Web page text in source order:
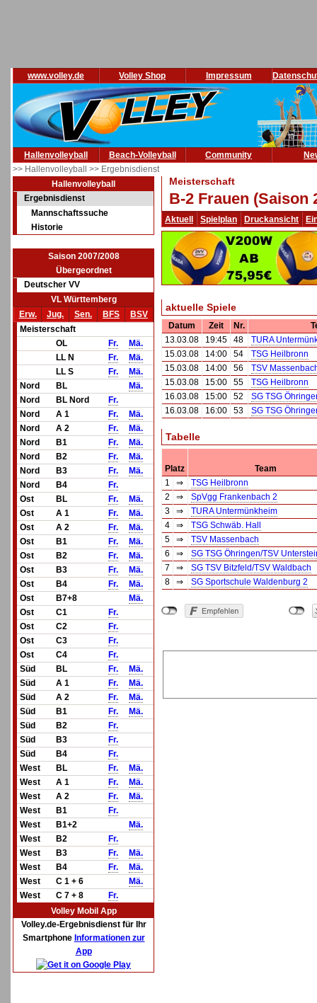
www.volley.de Volley Shop Impressum
Hallenvolleyball Beach-Volleyball Community
>> Hallenvolleyball >> Ergebnisdienst
Hallenvolleyball
Ergebnisdienst
Mannschaftssuche
Historie
Saison 2007/2008
Übergeordnet
Deutscher VV
VL Württemberg
Erw.
Jug. Sen. BFS
BSV
Meisterschaft
OL
Fr.
Mä.
LL N
Fr.
Mä.
LL S
Fr.
Mä.
Nord
BL
Mä.
Nord
BL Nord
Fr.
Nord
A 1 Fr.
Mä.
Nord
A 2 Fr.
Mä.
Nord
B1 Fr.
Mä.
Nord
B2 Fr.
Mä.
Nord
B3 Fr.
Mä.
Nord
B4
Fr.
Ost
BL Fr.
Mä.
Ost
A 1 Fr.
Mä.
Ost
A 2 Fr.
Mä.
Ost
B1 Fr.
Mä.
Ost
B2 Fr.
Mä.
Ost
B3 Fr.
Mä.
Ost
B4 Fr.
Mä.
Ost
B7+8
Mä.
Ost
C1
Fr.
Ost
C2
Fr.
Ost
C3
Fr.
Ost
C4
Fr.
Süd
BL Fr.
Mä.
Süd
A 1 Fr.
Mä.
Süd
A 2 Fr.
Mä.
Süd
B1 Fr.
Mä.
Süd
B2
Fr.
Süd
B3
Fr.
Süd
B4
Fr.
West
BL Fr.
Mä.
West
A 1 Fr.
Mä.
West
A 2 Fr.
Mä.
West
B1
Fr.
West
B1+2
Mä.
West
B2
Fr.
West
B3 Fr.
Mä.
West
B4 Fr.
Mä.
West
C 1 + 6
Mä.
West
C 7 + 8
Fr.
Volley Mobil App
Volley.de-Ergebnisdienst für Ihr
Smartphone Informationen zur
App
Meisterschaft
B-2 Frauen (Saison
Aktuell Spielplan Druckansicht
aktuelle Spiele
Datum Zeit Nr.
13.03.08
19:45 48
TURA
15.03.08
14:00 54
TSG Heilbronn
15.03.08
14:00 56
TSV
15.03.08
15:00 55
TSG Heilbronn
16.03.08
15:00 52
SG TSG
16.03.08
16:00 53 SG TSG
Tabelle
Platz
Team
1
⇒
TSG Heilbronn
2
⇒
SpVgg Frankenbach 2
3
⇒
TURA Untermünkheim
4
⇒
TSG Schwäb. Hall
5
⇒
TSV Massenbach
6
⇒
SG TSG Öhringen/TSV
7
⇒
SG TSV Bitzfeld/TSV Waldbach
8
⇒ SG Sportschule Waldenburg 2